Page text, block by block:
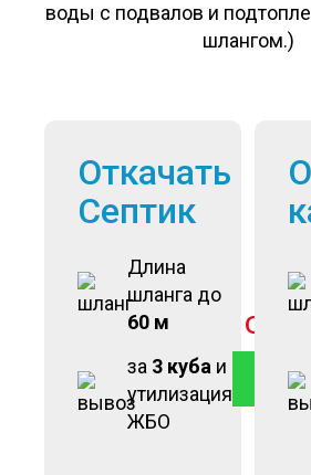
воды с подвалов и
шлангом.)
Откачать
Септик
Длина
шланга до
60 м
за 3 куба и
утилизация
ЖБО
от